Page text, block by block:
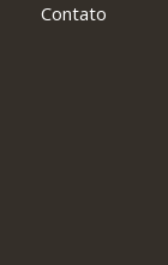
Contato